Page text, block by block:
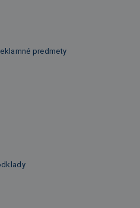
predmety